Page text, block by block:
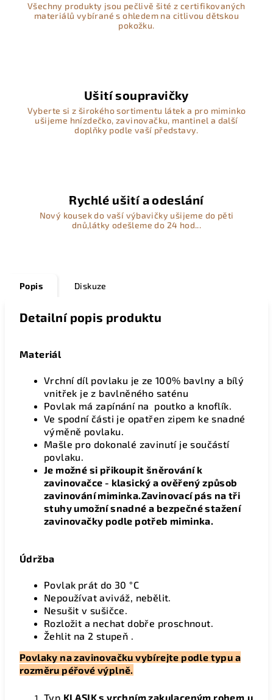
Všechny produkty jsou pečlivě šité z certifikovaných
materiálů vybírané s ohledem na citlivou dětskou
pokožku.
Ušití soupravičky
Vyberte si z širokého sortimentu látek a pro miminko
ušijeme hnízdečko, zavinovačku, mantinel a další
doplňky podle vaší představy.
Rychlé ušití a odeslání
Nový kousek do vaší výbavičky ušijeme do pěti
dnů,látky odešleme do 24 hod...
Popis Diskuze
Detailní popis produktu
Materiál
Vrchní díl povlaku je ze 100% bavlny a bílý
vnitřek je z bavlněného saténu
Povlak má zapínání na poutko a knoflík.
Ve spodní části je opatřen zipem ke snadné
výměně povlaku.
Mašle pro dokonalé zavinutí je součástí
povlaku.
Je možné si přikoupit šněrování k
zavinovačce - klasický a ověřený způsob
zavinování miminka.Zavinovací pás na tři
stuhy umožní snadné a bezpečné stažení
zavinovačky podle potřeb miminka.
Údržba
Povlak prát do 30 °C
Nepoužívat aviváž, nebělit.
Nesušit v sušičce.
Rozložit a nechat dobře proschnout.
Žehlit na 2 stupeň .
Povlaky na zavinovačku vybírejte podle typu a
rozměru péřové výplně.
Typ KLASIK s vrchním zakulaceným rohem u